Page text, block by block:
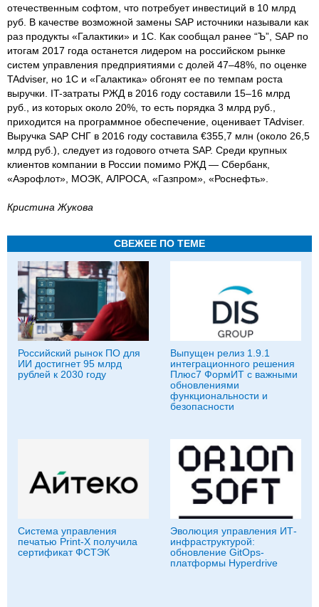
отечественным софтом, что потребует инвестиций в 10 млрд
руб. В качестве возможной замены SAP источники называли как
раз продукты «Галактики» и 1С. Как сообщал ранее “Ъ”, SAP по
итогам 2017 года останется лидером на российском рынке
систем управления предприятиями с долей 47–48%, по оценке
TAdviser, но 1С и «Галактика» обгонят ее по темпам роста
выручки. IT-затраты РЖД в 2016 году составили 15–16 млрд
руб., из которых около 20%, то есть порядка 3 млрд руб.,
приходится на программное обеспечение, оценивает TAdviser.
Выручка SAP СНГ в 2016 году составила €355,7 млн (около 26,5
млрд руб.), следует из годового отчета SAP. Среди крупных
клиентов компании в России помимо РЖД — Сбербанк,
«Аэрофлот», МОЭК, АЛРОСА, «Газпром», «Роснефть».
Кристина Жукова
СВЕЖЕЕ ПО ТЕМЕ
Российский рынок ПО для
ИИ достигнет 95 млрд
рублей к 2030 году
Выпущен релиз 1.9.1
интеграционного решения
Плюс7 ФормИТ с важными
обновлениями
функциональности и
безопасности
Система управления
печатью Print-X получила
сертификат ФСТЭК
Эволюция управления ИТ-
инфраструктурой:
обновление GitOps-
платформы Hyperdrive